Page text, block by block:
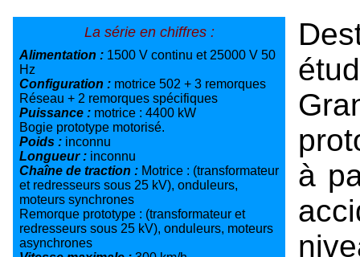
La série en chiffres :
Alimentation : 1500 V continu et 25000 V 50
Hz
Configuration : motrice 502 + 3 remorques
Réseau + 2 remorques spécifiques
Puissance : motrice : 4400 kW
Bogie prototype motorisé.
Poids : inconnu
Longueur : inconnu
Chaîne de traction : Motrice : (transformateur
et redresseurs sous 25 kV), onduleurs,
moteurs synchrones
Remorque prototype : (transformateur et
redresseurs sous 25 kV), onduleurs, moteurs
asynchrones
à